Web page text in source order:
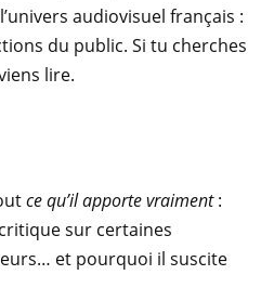
audiovisuel français :
du public. Si tu cherches
lire.
ce qu’il apporte vraiment:
sur certaines
et pourquoi il suscite